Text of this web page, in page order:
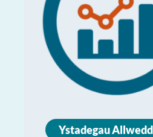
Ystadegau